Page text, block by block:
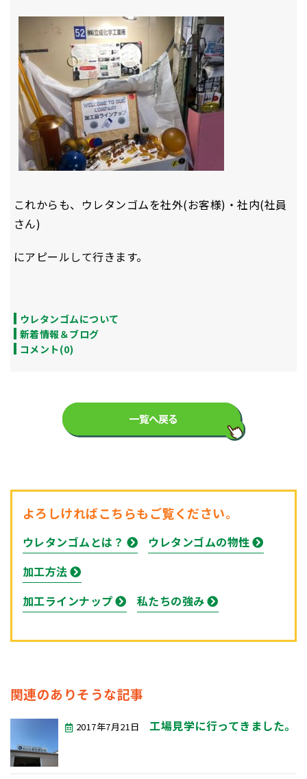
これからも、ウレタンゴムを社外(お客様)・社内(社員
さん)
にアピールして行きます。
ウレタンゴムについて
新着情報＆ブログ
コメント(0)
一覧へ戻る
よろしければこちらもご覧ください。
ウレタンゴムとは？
ウレタンゴムの物性
加工方法
加工ラインナップ
私たちの強み
関連のありそうな記事
2017年7月21日 工場見学に行ってきました。